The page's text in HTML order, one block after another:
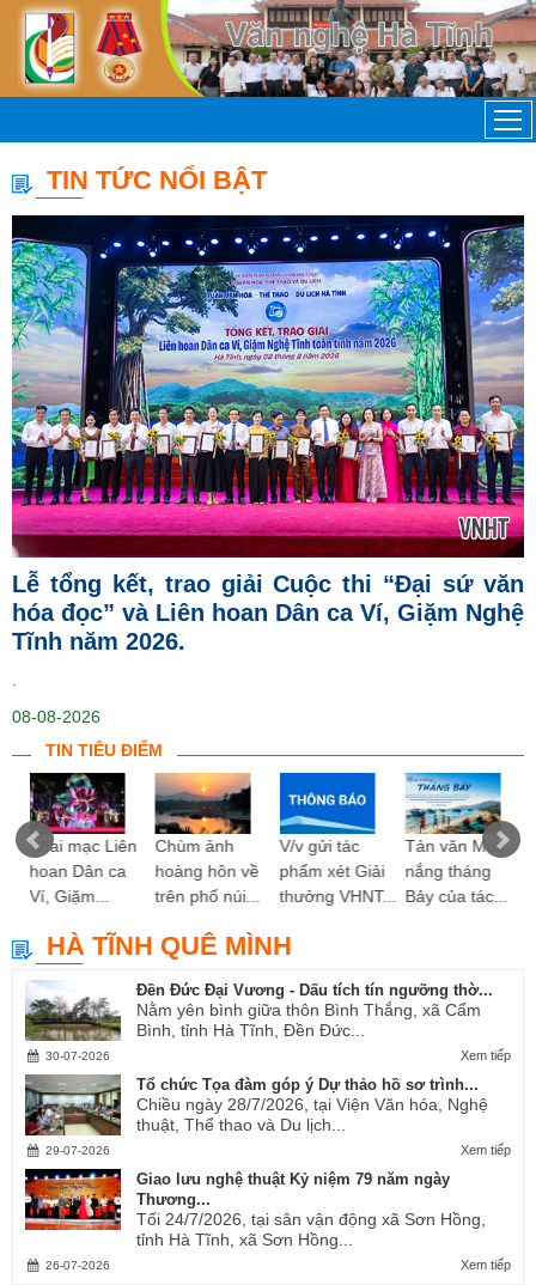
TIN TỨC NỔI BẬT
Lễ tổng kết, trao giải Cuộc thi “Đại sứ văn
hóa đọc” và Liên hoan Dân ca Ví, Giặm Nghệ
Tĩnh năm 2026.
08-08-2026
TIN TIÊU ĐIỂM
Khai mạc Liên
hoan Dân ca
Ví, Giặm...
Chùm ảnh
hoàng hôn về
trên phố núi...
V/v gửi tác
phẩm xét Giải
thưởng VHNT...
Tản văn Mùa
nắng tháng
Bảy của tác...
HÀ TĨNH QUÊ MÌNH
Đền Đức Đại Vương - Dấu tích tín ngưỡng thờ...
Nằm yên bình giữa thôn Bình Thắng, xã Cẩm
Bình, tỉnh Hà Tĩnh, Đền Đức...
Xem tiếp
30-07-2026
Tổ chức Tọa đàm góp ý Dự thảo hồ sơ trình...
Chiều ngày 28/7/2026, tại Viện Văn hóa, Nghệ
thuật, Thể thao và Du lịch...
Xem tiếp
29-07-2026
Giao lưu nghệ thuật Kỷ niệm 79 năm ngày
Thương...
Tối 24/7/2026, tại sân vận động xã Sơn Hồng,
tỉnh Hà Tĩnh, xã Sơn Hồng...
Xem tiếp
26-07-2026